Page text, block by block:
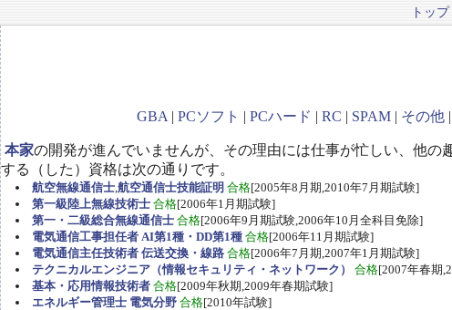
トップ
GBA | PCソフト | PCハード | RC | SPAM | その他 |
本家の開発が進んでいませんが、その理由には仕事が忙しい、他
する（した）資格は次の通りです。
航空無線通信士,航空通信士技能証明 合格[2005年8月期,2010年7月期試験]
第一級陸上無線技術士 合格[2006年1月期試験]
第一・二級総合無線通信士 合格[2006年9月期試験,2006年10月全科目免除]
電気通信工事担任者 AI第1種・DD第1種 合格[2006年11月期試験]
電気通信主任技術者 伝送交換・線路 合格[2006年7月期,2007年1月期試験]
テクニカルエンジニア（情報セキュリティ・ネットワーク）
合格[2007年春期
基本・応用情報技術者 合格[2009年秋期,2009年春期試験]
エネルギー管理士 電気分野 合格[2010年試験]